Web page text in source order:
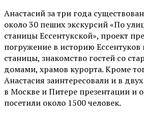
Анастасий за три года
около 30 пеших экскурсий «По
станицы Ессентукской», проект
погружение в историю Ессентуков
станицы, знакомство гостей со
домами, храмов курорта. Кроме
Анастасия заинтересовали и в
в Москве и Питере презентации и
посетили около 1500 человек.